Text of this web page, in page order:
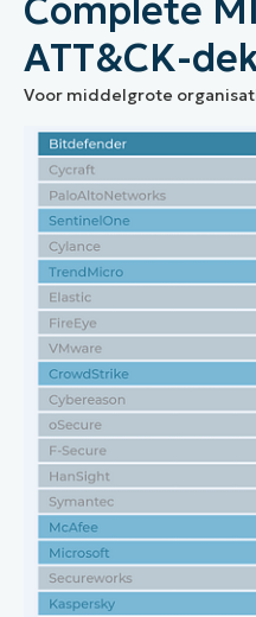
Complete
ATT&CK-
Voor middelgrote